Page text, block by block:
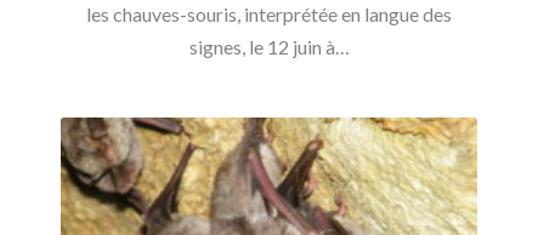
les chauves-souris, interprétée en langue des
signes, le 12 juin à…